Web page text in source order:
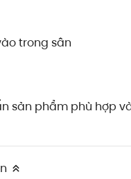
trong sân
sản phẩm phù hợp